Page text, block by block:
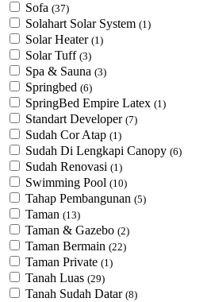
Sofa (37)
Solahart Solar System (1)
Solar Heater (1)
Solar Tuff (3)
Spa & Sauna (3)
Springbed (6)
SpringBed Empire Latex (1)
Standart Developer (7)
Sudah Cor Atap (1)
Sudah Di Lengkapi Canopy (6)
Sudah Renovasi (1)
Swimming Pool (10)
Tahap Pembangunan (5)
Taman (13)
Taman & Gazebo (2)
Taman Bermain (22)
Taman Private (1)
Tanah Luas (29)
Tanah Sudah Datar (8)